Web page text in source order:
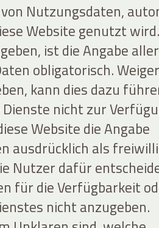
Nutzungsdaten,
Website genutzt wird.
ist die Angabe
obligatorisch.
kann dies dazu
nicht zur
Website die Angabe
ausdrücklich als
Nutzer dafür
für die Verfügbarkeit
nicht anzugeben.